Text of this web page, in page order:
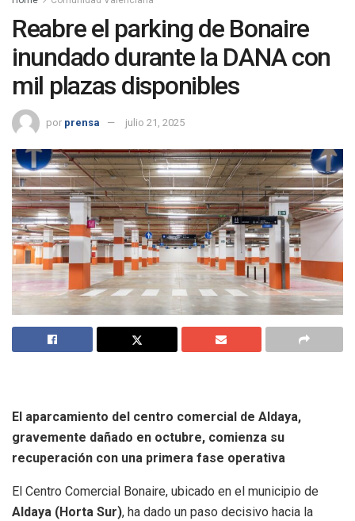
Reabre el parking de Bonaire
inundado durante la DANA con
mil plazas disponibles
por prensa julio 21, 2025
El aparcamiento del centro comercial de Aldaya,
gravemente dañado en octubre, comienza su
recuperación con una primera fase operativa
El Centro Comercial Bonaire, ubicado en el municipio de
Aldaya (Horta Sur), ha dado un paso decisivo hacia la